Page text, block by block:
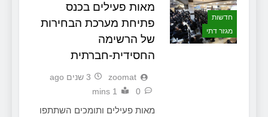
חדשות
מגזר דתי
מאות פעילים בכנס
פתיחת מערכת הבחירות
של הרשימה
החסידית-חברתית
zoomat
3 שנים ago
0
1 mins
מאות פעילים ותומכים השתתפו